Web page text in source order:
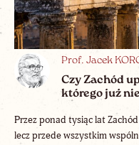
Prof. Jacek
Czy Zachód
którego już
Przez ponad tysiąc lat
lecz przede wszystkim